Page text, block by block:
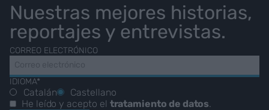
Nuestras mejores historias,
reportajes y entrevistas.
CORREO ELECTRÓNICO
IDIOMA*
Catalán
Castellano
He leído y acepto el tratamiento de datos